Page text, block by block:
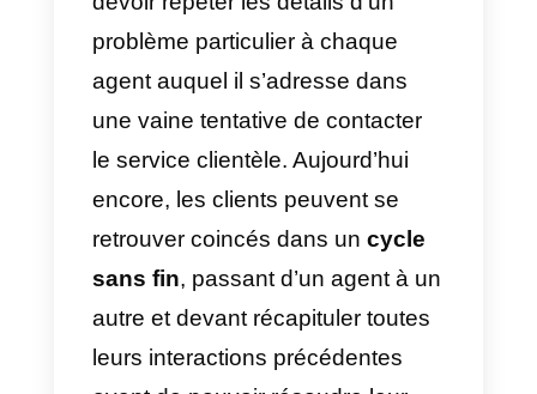
Comment le service client
évolue dans le temps
Peu de choses sont aussi
frustrantes pour un client que de
devoir répéter les détails d’un
problème particulier à chaque